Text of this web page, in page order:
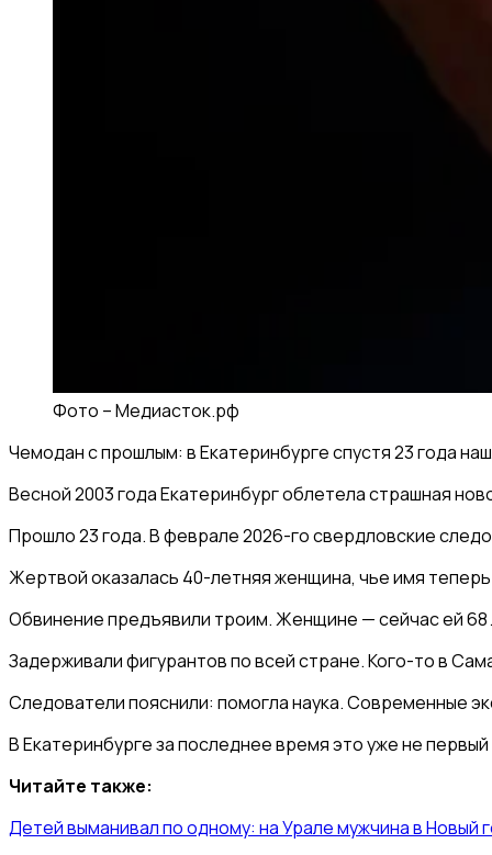
Фото –Медиасток.рф
Чемодан с прошлым: в Екатеринбурге спустя 23 года
Весной 2003 года Екатеринбург облетела страшная
Прошло 23 года. В феврале 2026-го свердловские
Жертвой оказалась 40-летняя женщина, чье имя теперь
Обвинение предъявили троим. Женщине — сейчас ей 68
Задерживали фигурантов по всей стране. Кого-то в
Следователи пояснили: помогла наука. Современные
В Екатеринбурге за последнее время это уже не
Читайте также:
Детей выманивал по одному: на Урале мужчина в Новый